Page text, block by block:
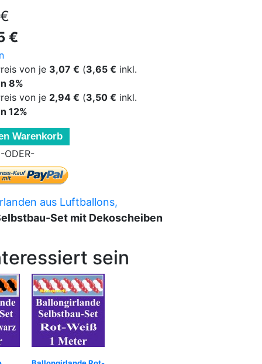
€
von je 3,07 € (3,65 € inkl.
8%
von je 2,94 € (3,50 € inkl.
12%
Warenkorb
-ODER-
aus Luftballons,
Set mit Dekoscheiben
sein